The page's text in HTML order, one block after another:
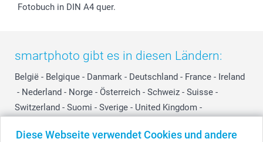
Diese Webseite verwendet Cookies und andere
Fotobuch in DIN A4 quer.
smartphoto gibt es in diesen Ländern:
België - Belgique - Danmark - Deutschland - France - Ireland
- Nederland - Norge - Österreich - Schweiz - Suisse -
Switzerland - Suomi - Sverige - United Kingdom -
Other Countries